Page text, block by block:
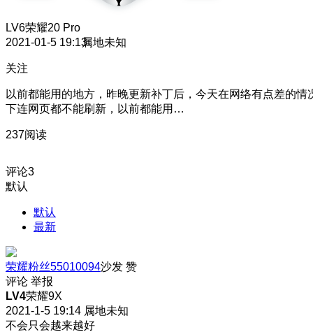
LV6荣耀20 Pro
2021-01-5 19:13属地未知
关注
以前都能用的地方，昨晚更新补丁后，今天在网络有点差的情
下连网页都不能刷新，以前都能用…
237阅读
评论3
默认
默认
最新
荣耀粉丝55010094沙发 赞
评论 举报
LV4荣耀9X
2021-1-5 19:14 属地未知
不会只会越来越好